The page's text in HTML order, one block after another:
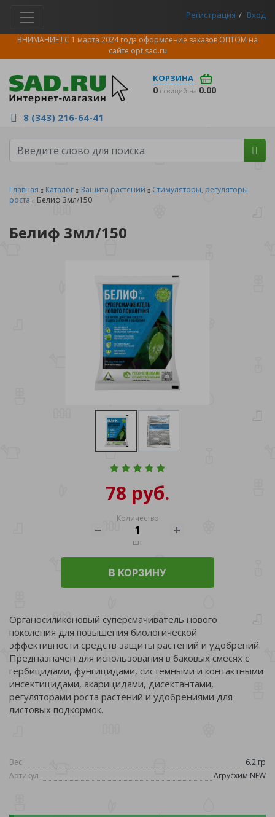
Регистрация Вход
ВНИМАНИЕ ! С 1 марта 2024 года оформление заказов ОПТОМ на
сайте opt.sad.ru
КОРЗИНА
0 позиций на 0.00
8 (343) 216-64-41
Главная Каталог Защита растений
Стимуляторы, регуляторы
роста
Белиф 3мл/150
Белиф 3мл/150
78 руб.
Количество
шт
В КОРЗИНУ
Органосиликоновый суперсмачиватель нового
поколения для повышения биологической
эффективности средств защиты растений и удобрений.
Предназначен для использования в баковых смесях с
гербицидами, фунгицидами, системными и контактными
инсектицидами, акарицидами, дисектантами,
регуляторами роста растений и удобрениями для
листовых подкормок.
Вес
6.2 гр
Артикул
Агрусхим NEW